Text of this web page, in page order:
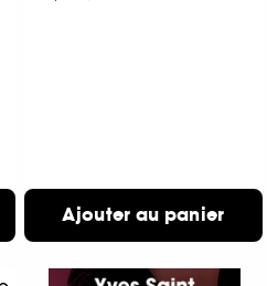
Ajouter au panier